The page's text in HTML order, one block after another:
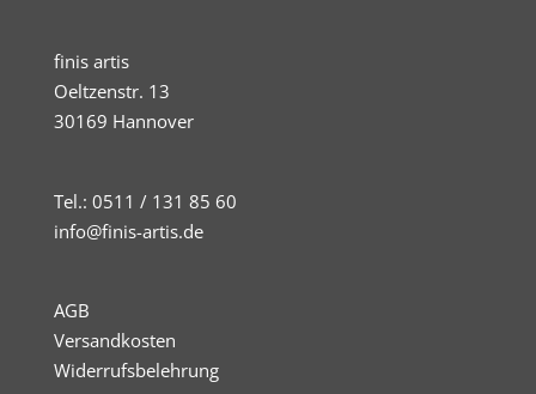
finis artis
Oeltzenstr. 13
30169 Hannover
Tel.: 0511 / 131 85 60
info@finis-artis.de
AGB
Versandkosten
Widerrufsbelehrung